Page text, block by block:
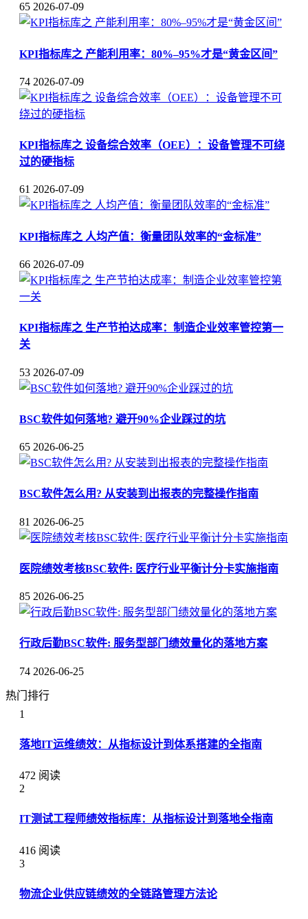
65 2026-07-09
KPI指标库之 产能利用率：80%–95%才是“黄金区间”
74 2026-07-09
KPI指标库之 设备综合效率（OEE）：设备管理不可绕
过的硬指标
61 2026-07-09
KPI指标库之 人均产值：衡量团队效率的“金标准”
66 2026-07-09
KPI指标库之 生产节拍达成率：制造企业效率管控第一
关
53 2026-07-09
BSC软件如何落地? 避开90%企业踩过的坑
65 2026-06-25
BSC软件怎么用? 从安装到出报表的完整操作指南
81 2026-06-25
医院绩效考核BSC软件: 医疗行业平衡计分卡实施指南
85 2026-06-25
行政后勤BSC软件: 服务型部门绩效量化的落地方案
74 2026-06-25
热门排行
1
落地IT运维绩效：从指标设计到体系搭建的全指南
472 阅读
2
IT测试工程师绩效指标库：从指标设计到落地全指南
416 阅读
3
物流企业供应链绩效的全链路管理方法论